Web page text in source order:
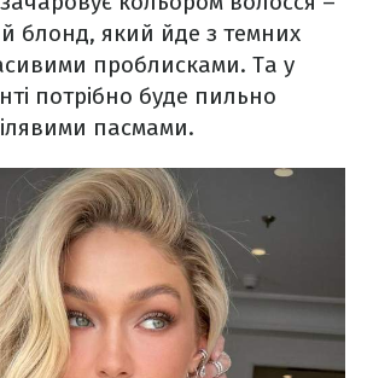
блонд, який йде з темних
проблисками. Та у
потрібно буде пильно
пасмами.